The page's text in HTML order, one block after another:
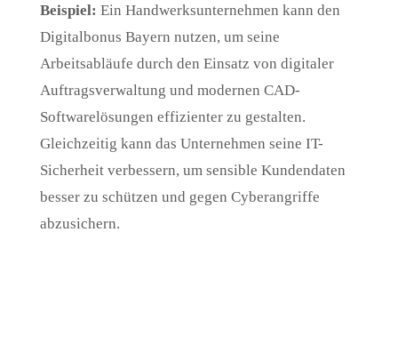
Beispiel: Ein Handwerksunternehmen kann den
Digitalbonus Bayern nutzen, um seine
Arbeitsabläufe durch den Einsatz von digitaler
Auftragsverwaltung und modernen CAD-
Softwarelösungen effizienter zu gestalten.
Gleichzeitig kann das Unternehmen seine IT-
Sicherheit verbessern, um sensible Kundendaten
besser zu schützen und gegen Cyberangriffe
abzusichern.